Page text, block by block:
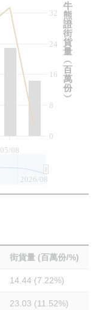
05/08
0
8
16
24
32
2026/08
牛
熊
證
街
貨
量
︵
百
萬
份
︶
街貨量 (百萬份/%)
14.44 (7.22%)
23.03 (11.52%)